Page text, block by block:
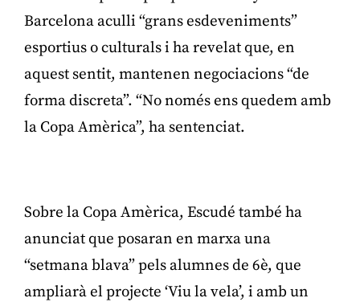
Barcelona aculli “grans esdeveniments”
esportius o culturals i ha revelat que, en
aquest sentit, mantenen negociacions “de
forma discreta”. “No només ens quedem amb
la Copa Amèrica”, ha sentenciat.
Sobre la Copa Amèrica, Escudé també ha
anunciat que posaran en marxa una
“setmana blava” pels alumnes de 6è, que
ampliarà el projecte ‘Viu la vela’, i amb un